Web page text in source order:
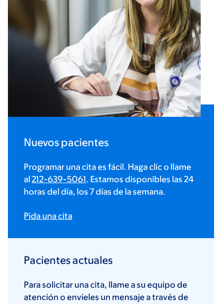
Nuevos pacientes
Programar una cita es fácil. Haga clic o llame
al 212-639-5061. Estamos disponibles las 24
horas del día, los 7 días de la semana.
Pida una cita
Pacientes actuales
Para solicitar una cita, llame a su equipo de
atención o envíeles un mensaje a través de